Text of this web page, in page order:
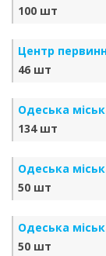
100 шт
Центр
46 шт
Одеська
134 шт
Одеська
50 шт
Одеська
50 шт